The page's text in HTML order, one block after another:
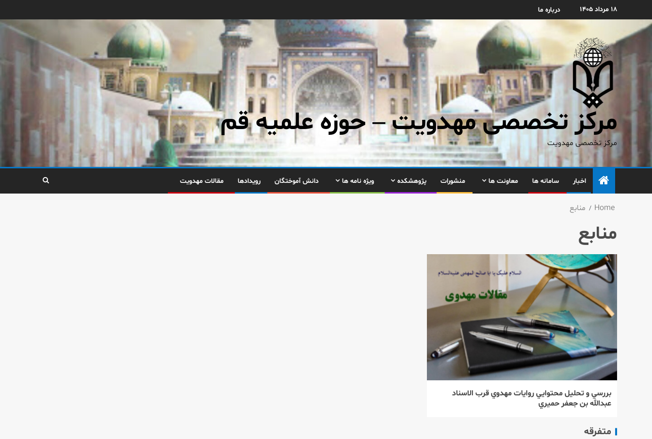
۱۸ مرداد ۱۴۰۵ درباره ما
مرکز تخصصی مهدویت – حوزه علمیه قم
مرکز تخصصی مهدویت
اخبار سامانه ها معاونت ها منشورات پژوهشکده ویژه نامه ها دانش آموختگان رویدادها مقالات مهدویت
Home منابع
منابع
بررسي و تحليل محتوايي روايات مهدوي قرب الاسناد
عبدالله بن جعفر حميري
متفرقه